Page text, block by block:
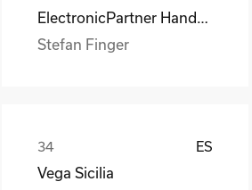
ElectronicPartner Handel SE
Stefan Finger
ES
Vega Sicilia